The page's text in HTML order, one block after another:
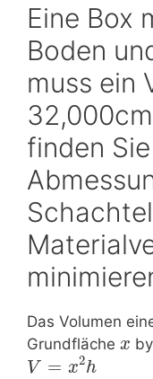
Eine Box
Boden
muss ein
finden
Das Volumen
Grundfläche x by
V = x2h